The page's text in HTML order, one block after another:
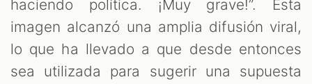
haciendo política. ¡Muy grave!”. Esta
imagen alcanzó una amplia difusión viral,
lo que ha llevado a que desde entonces
sea utilizada para sugerir una supuesta